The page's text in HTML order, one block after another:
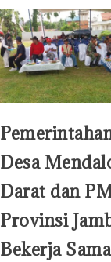
Desa
Darat dan
Provinsi
Bekerja Sama